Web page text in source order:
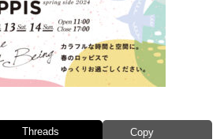
Threads Copy